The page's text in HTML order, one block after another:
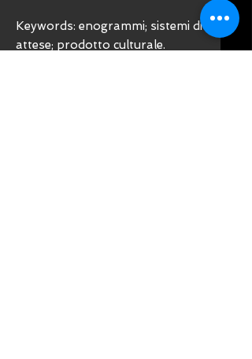
Keywords: enogrammi; sistemi di
attese; prodotto culturale.